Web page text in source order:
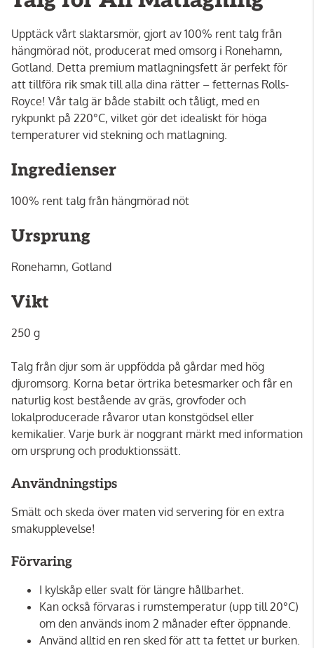
Upptäck vårt slaktarsmör, gjort av 100% rent talg från
hängmörad nöt, producerat med omsorg i Ronehamn,
Gotland. Detta premium matlagningsfett är perfekt för
att tillföra rik smak till alla dina rätter – fetternas Rolls-
Royce! Vår talg är både stabilt och tåligt, med en
rykpunkt på 220°C, vilket gör det idealiskt för höga
temperaturer vid stekning och matlagning.
Ingredienser
100% rent talg från hängmörad nöt
Ursprung
Ronehamn, Gotland
Vikt
250 g
Talg från djur som är uppfödda på gårdar med hög
djuromsorg. Korna betar örtrika betesmarker och får en
naturlig kost bestående av gräs, grovfoder och
lokalproducerade råvaror utan konstgödsel eller
kemikalier. Varje burk är noggrant märkt med information
om ursprung och produktionssätt.
Användningstips
Smält och skeda över maten vid servering för en extra
smakupplevelse!
Förvaring
I kylskåp eller svalt för längre hållbarhet.
Kan också förvaras i rumstemperatur (upp till 20°C)
om den används inom 2 månader efter öppnande.
Använd alltid en ren sked för att ta fettet ur burken.